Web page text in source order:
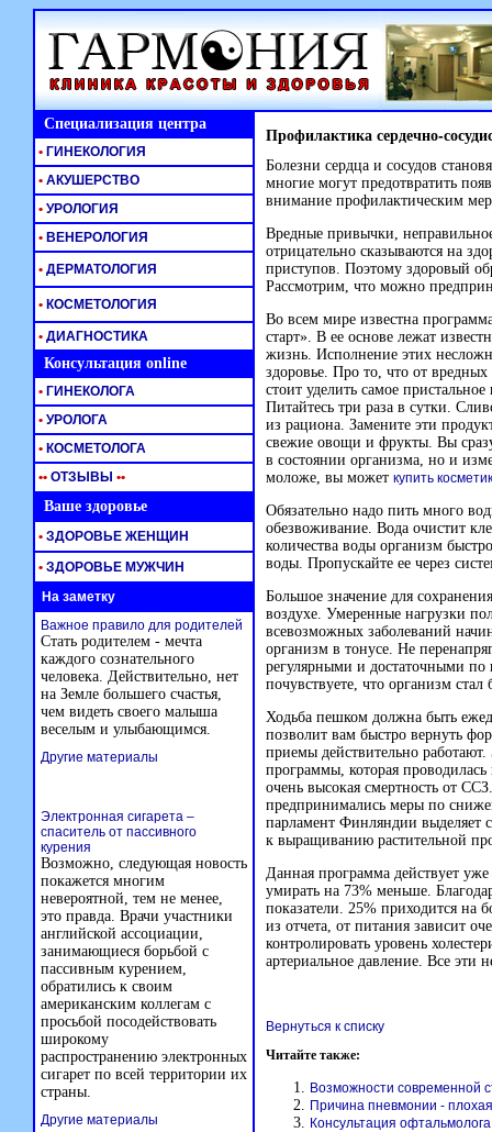
Специализация центра Профилактика сердечно-
Болезни сердца и сосудов
многие могут предотвратить
внимание профилактическим
Вредные привычки,
отрицательно сказываются на
приступов. Поэтому здоровый
Рассмотрим, что можно
Во всем мире известна
старт». В ее основе лежат
жизнь. Исполнение этих
здоровье. Про то, что от
стоит уделить самое
Питайтесь три раза в сутки.
из рациона. Замените эти
свежие овощи и фрукты. Вы
в состоянии организма, но и
моложе, вы может купить
Обязательно надо пить много
обезвоживание. Вода очистит
количества воды организм
воды. Пропускайте ее через
Большое значение для
воздухе. Умеренные нагрузки
всевозможных заболеваний
организм в тонусе. Не
регулярными и достаточными по
почувствуете, что организм
Ходьба пешком должна быть
позволит вам быстро вернуть
приемы действительно
программы, которая
очень высокая смертность от
предпринимались меры по
парламент Финляндии выделяет
к выращиванию растительной
Данная программа действует
умирать на 73% меньше.
показатели. 25% приходится на
из отчета, от питания зависит
контролировать уровень
артериальное давление. Все эти
Вернуться к списку
Читайте также:
Возможности современной
Причина пневмонии -
Консультация офтальмолога
• ГИНЕКОЛОГИЯ
• АКУШЕРСТВО
• УРОЛОГИЯ
• ВЕНЕРОЛОГИЯ
• ДЕРМАТОЛОГИЯ
• КОСМЕТОЛОГИЯ
• ДИАГНОСТИКА
Консультация online
• ГИНЕКОЛОГА
• УРОЛОГА
• КОСМЕТОЛОГА
•• ОТЗЫВЫ ••
Ваше здоровье
• ЗДОРОВЬЕ ЖЕНЩИН
• ЗДОРОВЬЕ МУЖЧИН
На заметку
Важное правило для родителей
Стать родителем - мечта
каждого сознательного
человека. Действительно, нет
на Земле большего счастья,
чем видеть своего малыша
веселым и улыбающимся.
Другие материалы
Электронная сигарета –
спаситель от пассивного
курения
Возможно, следующая новость
покажется многим
невероятной, тем не менее,
это правда. Врачи участники
английской ассоциации,
занимающиеся борьбой с
пассивным курением,
обратились к своим
американским коллегам с
просьбой посодействовать
широкому
распространению электронных
сигарет по всей территории их
страны.
Другие материалы